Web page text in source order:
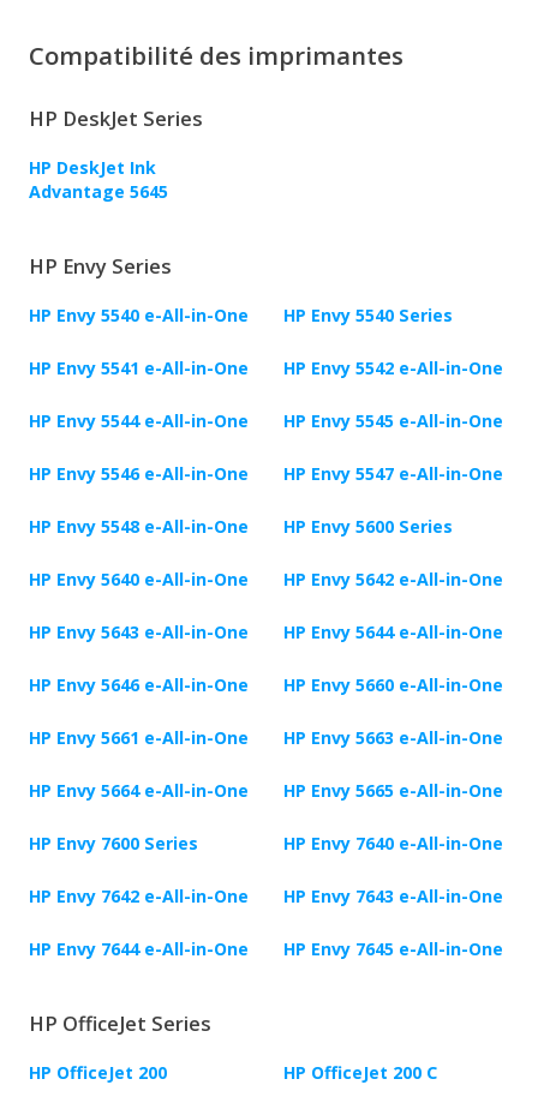
Compatibilité des imprimantes
HP DeskJet Series
HP DeskJet Ink
Advantage 5645
HP Envy Series
HP Envy 5540 e-All-in-One HP Envy 5540 Series
HP Envy 5541 e-All-in-One HP Envy 5542 e-All-in-One
HP Envy 5544 e-All-in-One HP Envy 5545 e-All-in-One
HP Envy 5546 e-All-in-One HP Envy 5547 e-All-in-One
HP Envy 5548 e-All-in-One HP Envy 5600 Series
HP Envy 5640 e-All-in-One HP Envy 5642 e-All-in-One
HP Envy 5643 e-All-in-One HP Envy 5644 e-All-in-One
HP Envy 5646 e-All-in-One HP Envy 5660 e-All-in-One
HP Envy 5661 e-All-in-One HP Envy 5663 e-All-in-One
HP Envy 5664 e-All-in-One HP Envy 5665 e-All-in-One
HP Envy 7600 Series HP Envy 7640 e-All-in-One
HP Envy 7642 e-All-in-One HP Envy 7643 e-All-in-One
HP Envy 7644 e-All-in-One HP Envy 7645 e-All-in-One
HP OfficeJet Series
HP OfficeJet 200 HP OfficeJet 200 C